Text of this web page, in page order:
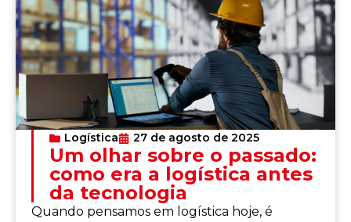
Logística 27 de agosto de 2025
Um olhar sobre o passado:
como era a logística antes
da tecnologia
Quando pensamos em logística hoje, é